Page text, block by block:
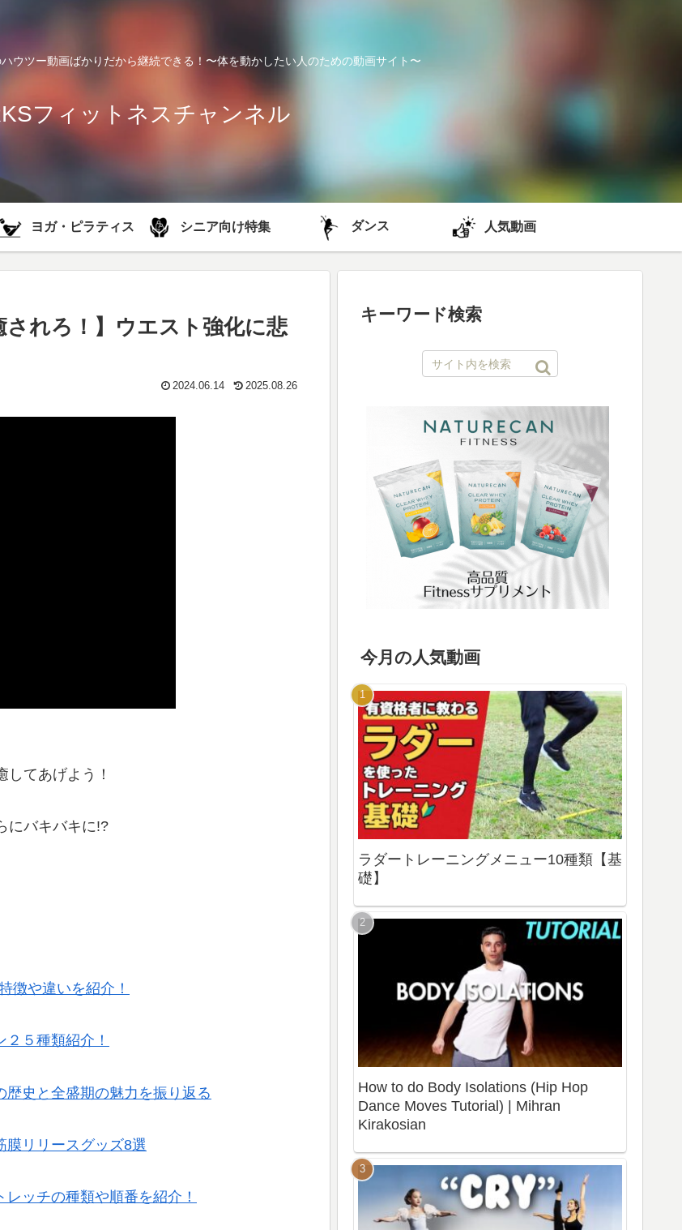
ウツー動画ばかりだから継続できる！〜体を動かしたい人のための動画サイト〜
フィットネスチャンネル
ヨガ・ピラティス シニア向け特集 ダンス 人気動画
れろ！】ウエスト強化に悲
2024.06.14 2025.08.26
てあげよう！
にバキバキに!?
徴や違いを紹介！
５種類紹介！
歴史と全盛期の魅力を振り返る
膜リリースグッズ8選
ッチの種類や順番を紹介！
キーワード検索
今月の人気動画
ラダートレーニングメニュー10種類【基
礎】
How to do Body Isolations (Hip Hop
Dance Moves Tutorial) | Mihran
Kirakosian